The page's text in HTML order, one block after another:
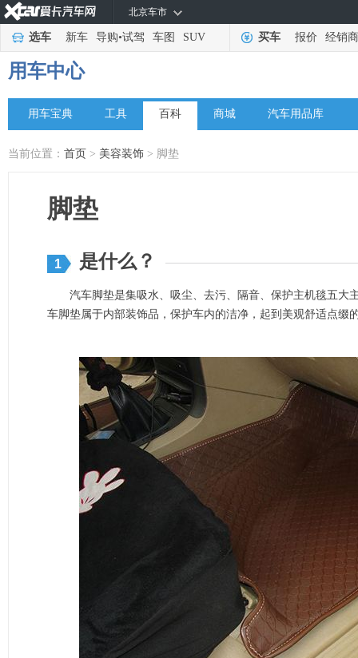
北京车市
选车 新车 导购•试驾 车图 SUV 买车 报价 经销商
用车中心
用车宝典 工具 百科 商城 汽车用品库
当前位置： 首页 > 美容装饰 > 脚垫
脚垫
1 是什么？
汽车脚垫是集吸水、吸尘、去污、隔音、保护主机毯五大
车脚垫属于内部装饰品，保护车内的洁净，起到美观舒适点缀